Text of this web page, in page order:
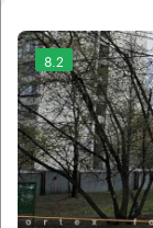
8.2